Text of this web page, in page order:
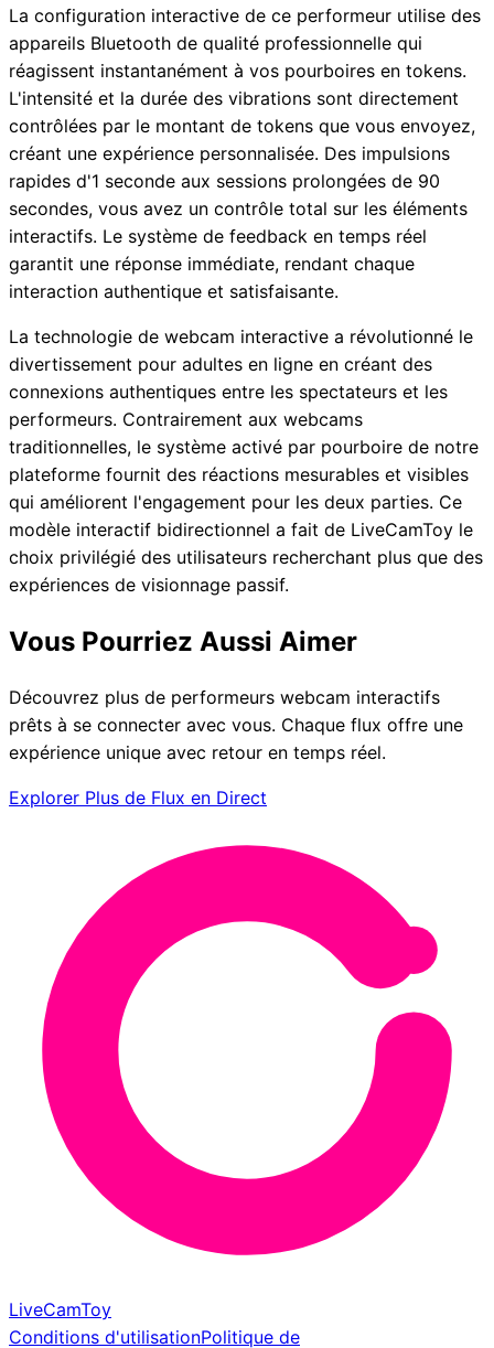
La configuration interactive de ce performeur utilise des
appareils Bluetooth de qualité professionnelle qui
réagissent instantanément à vos pourboires en tokens.
L'intensité et la durée des vibrations sont directement
contrôlées par le montant de tokens que vous envoyez,
créant une expérience personnalisée. Des impulsions
rapides d'1 seconde aux sessions prolongées de 90
secondes, vous avez un contrôle total sur les éléments
interactifs. Le système de feedback en temps réel
garantit une réponse immédiate, rendant chaque
interaction authentique et satisfaisante.
La technologie de webcam interactive a révolutionné le
divertissement pour adultes en ligne en créant des
connexions authentiques entre les spectateurs et les
performeurs. Contrairement aux webcams
traditionnelles, le système activé par pourboire de notre
plateforme fournit des réactions mesurables et visibles
qui améliorent l'engagement pour les deux parties. Ce
modèle interactif bidirectionnel a fait de LiveCamToy le
choix privilégié des utilisateurs recherchant plus que des
expériences de visionnage passif.
Vous Pourriez Aussi Aimer
Découvrez plus de performeurs webcam interactifs
prêts à se connecter avec vous. Chaque flux offre une
expérience unique avec retour en temps réel.
Explorer Plus de Flux en Direct
LiveCamToy
Conditions d'utilisationPolitique de